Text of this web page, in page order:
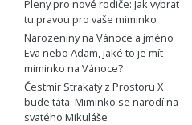
Pleny pro nové rodiče: Jak vybrat
tu pravou pro vaše miminko
Narozeniny na Vánoce a jméno
Eva nebo Adam, jaké to je mít
miminko na Vánoce?
Čestmír Strakatý z Prostoru X
bude táta. Miminko se narodí na
svatého Mikuláše